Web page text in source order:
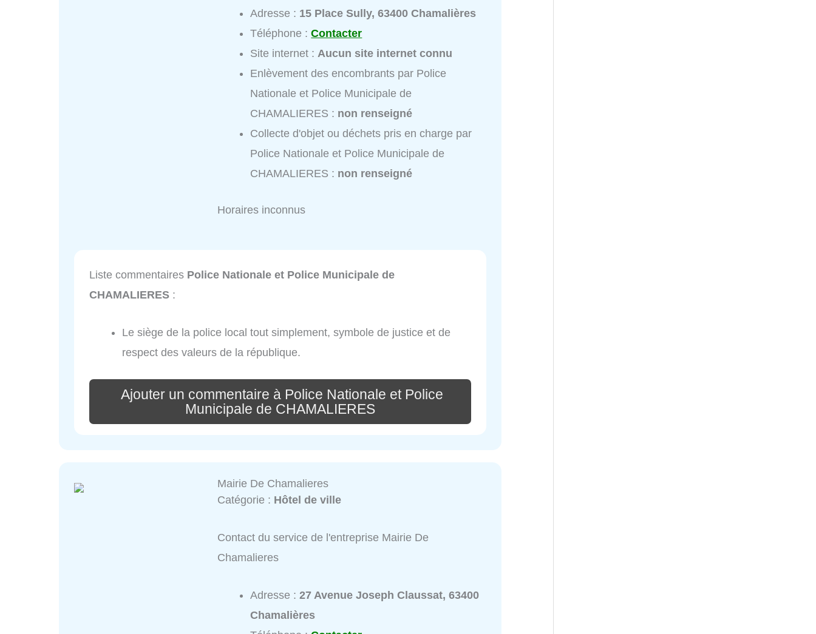
Adresse : 15 Place Sully, 63400 Chamalières
Téléphone :Contacter
Site internet :Aucun site internet connu
Enlèvement des encombrants par Police
Nationale et Police Municipale de
CHAMALIERES : non renseigné
Collecte d'objet ou déchets pris en charge par
Police Nationale et Police Municipale de
CHAMALIERES : non renseigné
Horaires inconnus
Liste commentaires Police Nationale et Police Municipale de
CHAMALIERES :
Le siège de la police local tout simplement, symbole de justice et de
respect des valeurs de la république.
Ajouter un commentaire à Police Nationale et Police
Municipale de CHAMALIERES
Mairie De Chamalieres
Catégorie : Hôtel de ville
Contact du service de l'entreprise Mairie De
Chamalieres
Adresse :27 Avenue Joseph Claussat, 63400
Chamalières